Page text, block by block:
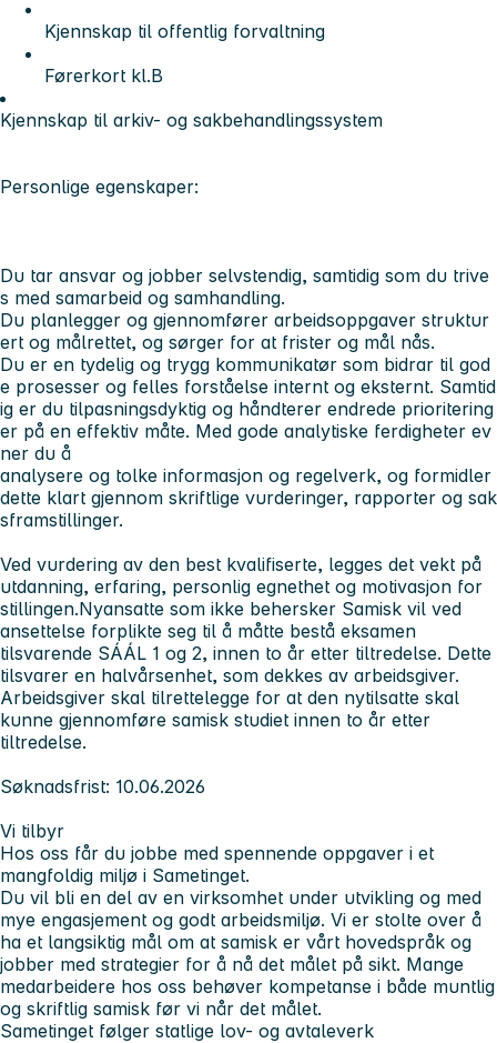
Kjennskap til offentlig forvaltning
Førerkort kl.B
Kjennskap til arkiv- og sakbehandlingssystem
Personlige egenskaper:
Du tar ansvar og jobber selvstendig, samtidig som du trive
s med samarbeid og samhandling.
Du planlegger og gjennomfører arbeidsoppgaver struktur
ert og målrettet, og sørger for at frister og mål nås.
Du er en tydelig og trygg kommunikatør som bidrar til god
e prosesser og felles forståelse internt og eksternt. Samtid
ig er du tilpasningsdyktig og håndterer endrede prioritering
er på en effektiv måte. Med gode analytiske ferdigheter ev
ner du å
analysere og tolke informasjon og regelverk, og formidler
dette klart gjennom skriftlige vurderinger, rapporter og sak
sframstillinger.
Ved vurdering av den best kvalifiserte, legges det vekt på
utdanning, erfaring, personlig egnethet og motivasjon for
stillingen.Nyansatte som ikke behersker Samisk vil ved
ansettelse forplikte seg til å måtte bestå eksamen
tilsvarende SÁÁL 1 og 2, innen to år etter tiltredelse. Dette
tilsvarer en halvårsenhet, som dekkes av arbeidsgiver.
Arbeidsgiver skal tilrettelegge for at den nytilsatte skal
kunne gjennomføre samisk studiet innen to år etter
tiltredelse.
Søknadsfrist: 10.06.2026
Vi tilbyr
Hos oss får du jobbe med spennende oppgaver i et
mangfoldig miljø i Sametinget.
Du vil bli en del av en virksomhet under utvikling og med
mye engasjement og godt arbeidsmiljø. Vi er stolte over å
ha et langsiktig mål om at samisk er vårt hovedspråk og
jobber med strategier for å nå det målet på sikt. Mange
medarbeidere hos oss behøver kompetanse i både muntlig
og skriftlig samisk før vi når det målet.
Sametinget følger statlige lov- og avtaleverk